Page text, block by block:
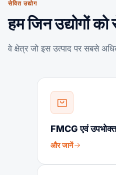
सेवित उद्योग
हम जिन उद्योगों को
वे क्षेत्र जो इस उत्पाद पर सबसे
FMCG एवं
और जानें